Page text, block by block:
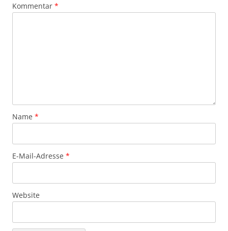
Kommentar *
Name *
E-Mail-Adresse *
Website